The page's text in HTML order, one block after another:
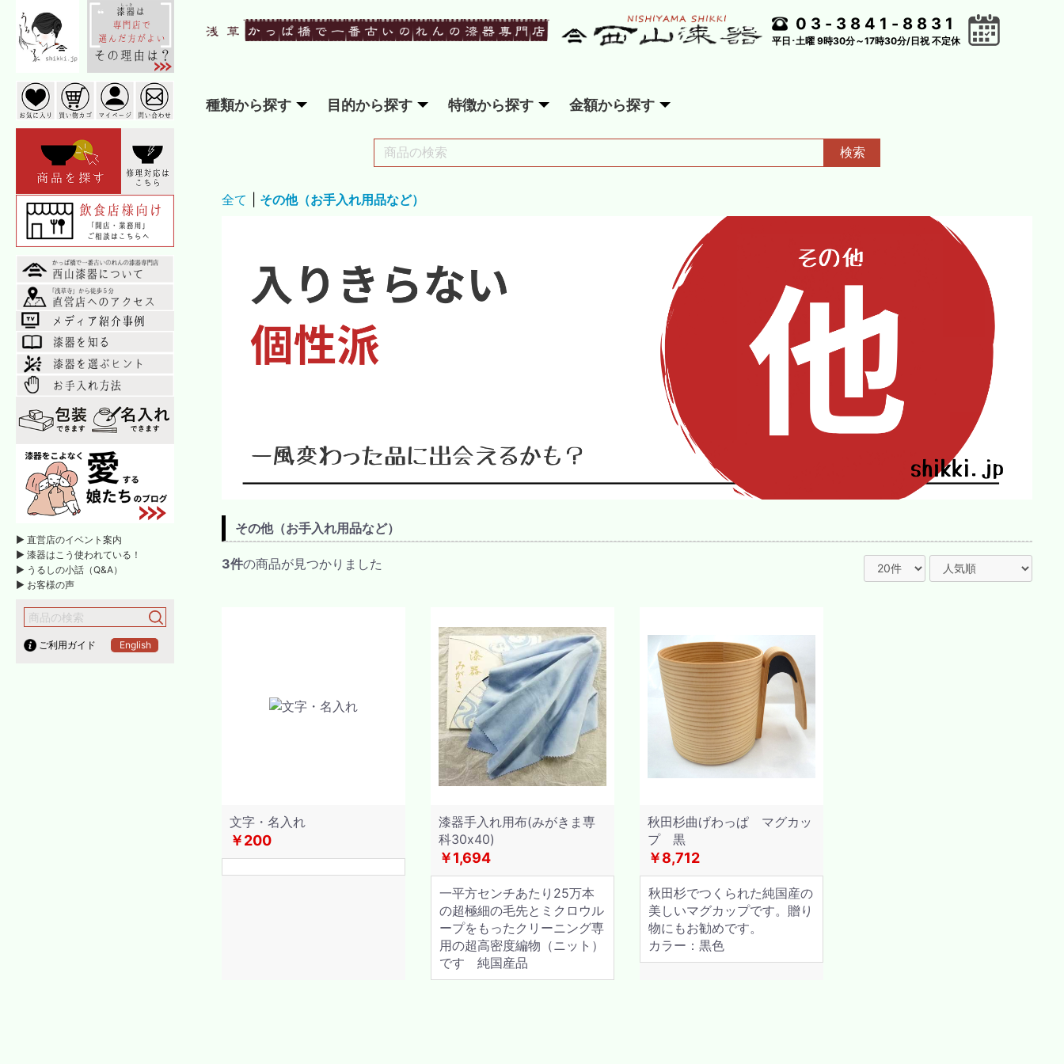
► 直営店のイベント案内
► 漆器はこう使われている！
► うるしの小話（Q&A）
► お客様の声
ご利用ガイド English
03-3841-8831
平日･土曜 9時30分～17時30分/日祝 不定休
種類から探す 目的から探す 特徴から探す 金額から探す
検索
全て その他（お手入れ用品など）
その他（お手入れ用品など）
3件の商品が見つかりました
文字・名入れ
￥200
漆器手入れ用布(みがきま専
科30x40)
￥1,694
一平方センチあたり25万本
の超極細の毛先とミクロウル
ープをもったクリーニング専
用の超高密度編物（ニット）
です 純国産品
秋田杉曲げわっぱ マグカッ
プ 黒
￥8,712
秋田杉でつくられた純国産の
美しいマグカップです。贈り
物にもお勧めです。
カラー：黒色